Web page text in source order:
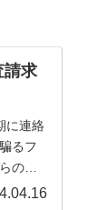
請求
に連絡
るフ
のお